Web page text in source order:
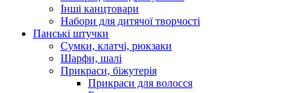
Інші канцтовари
Набори для дитячої творчості
Панські штучки
Сумки, клатчі, рюкзаки
Шарфи, шалі
Прикраси, біжутерія
Прикраси для волосся